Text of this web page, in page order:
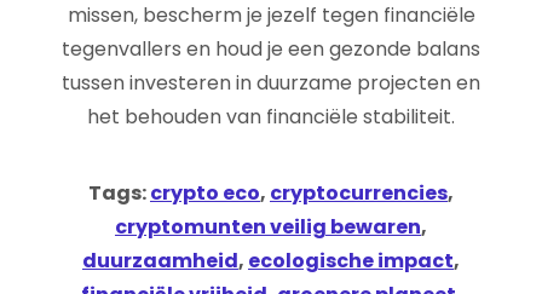
missen, bescherm je jezelf tegen financiële
tegenvallers en houd je een gezonde balans
tussen investeren in duurzame projecten en
het behouden van financiële stabiliteit.
Tags:crypto eco, cryptocurrencies,
cryptomunten veilig bewaren,
duurzaamheid, ecologische impact,